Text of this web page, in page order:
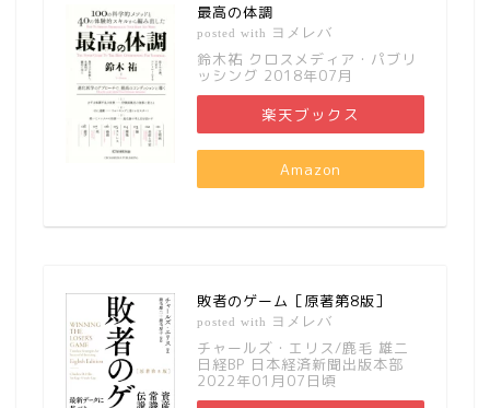
最高の体調
posted with ヨメレバ
鈴木祐 クロスメディア・パブリ
ッシング 2018年07月
楽天ブックス
Amazon
敗者のゲーム［原著第8版］
posted with ヨメレバ
チャールズ・エリス/鹿毛 雄二
日経BP 日本経済新聞出版本部
2022年01月07日頃